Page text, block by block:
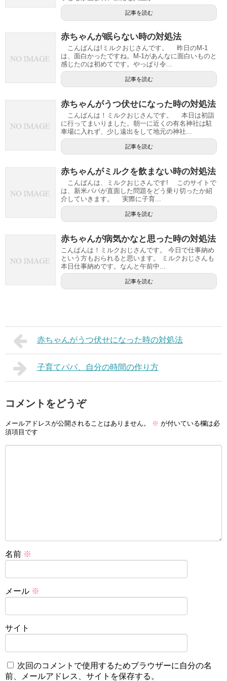
記事を読む
赤ちゃんが眠らない時の対処法
こんばんは!ミルクおじさんです。 昨日のM-1
は、面白かったですね。M-1があんなに面白いものと
感じたのは初めてです。やっぱり令...
記事を読む
赤ちゃんがうつ伏せになった時の対処法
こんばんは！ミルクおじさんです。 本日は初詣
に行ってまいりました。朝一に近くの有名神社は駐
車場に入れず、少し遠出をして地元の神社...
記事を読む
赤ちゃんがミルクを飲まない時の対処法
こんばんは、ミルクおじさんです! このサイトで
は、新米パパが直面した問題をどう乗り切ったか紹
介していきます。 実際に子育...
記事を読む
赤ちゃんが病気かなと思った時の対処法
こんばんは！ミルクおじさんです。 今日で仕事納め
という方もおられると思います。 ミルクおじさんも
本日仕事納めです。なんと午前中...
記事を読む
赤ちゃんがうつ伏せになった時の対処法
子育てパパ、自分の時間の作り方
コメントをどうぞ
メールアドレスが公開されることはありません。 ※ が付いている欄は必
須項目です
名前 ※
メール ※
サイト
次回のコメントで使用するためブラウザーに自分の名
前、メールアドレス、サイトを保存する。